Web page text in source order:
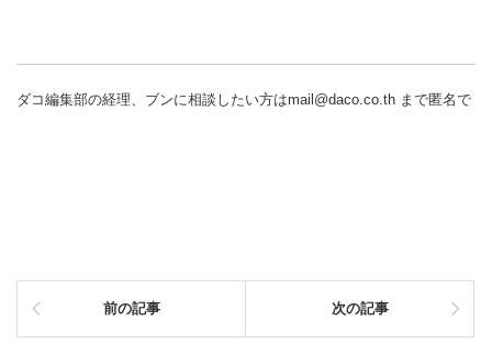
ダコ編集部の経理、ブンに相談したい方はmail@daco.co.th まで匿名で
前の記事 次の記事